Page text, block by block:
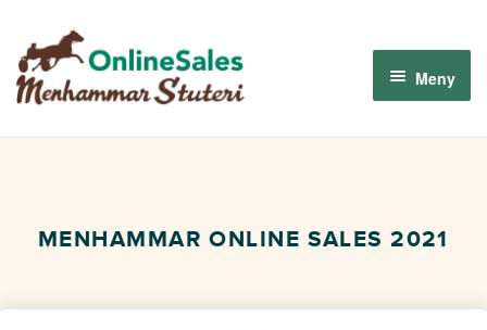
Hoppa
till
navigering
Hoppa
till
innehåll
Meny
MENHAMMAR ONLINE SALES 2021